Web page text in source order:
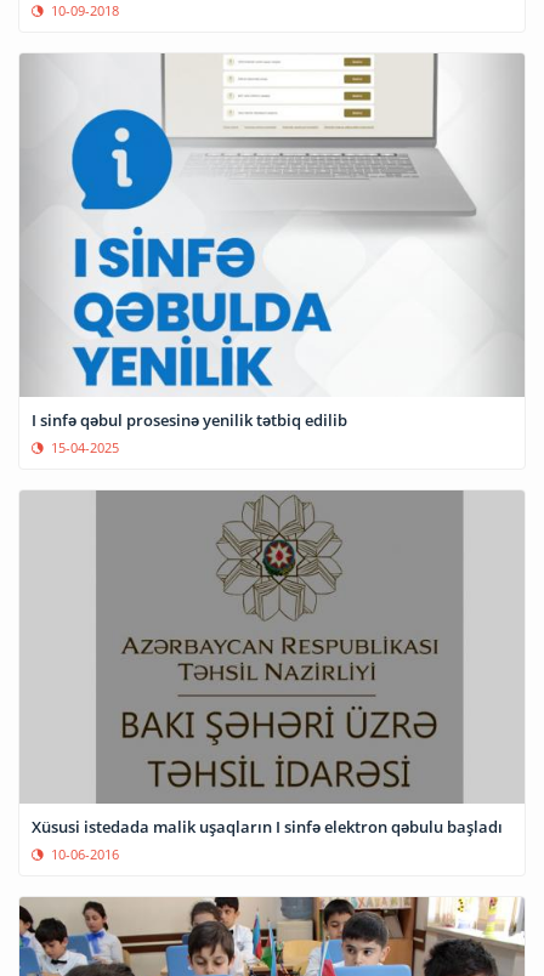
10-09-2018
I sinfə qəbul prosesinə yenilik tətbiq edilib
15-04-2025
Xüsusi istedada malik uşaqların I sinfə elektron qəbulu başladı
10-06-2016